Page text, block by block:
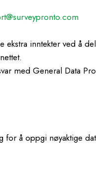
ekstra inntekter ved å
med General Data
å oppgi nøyaktige